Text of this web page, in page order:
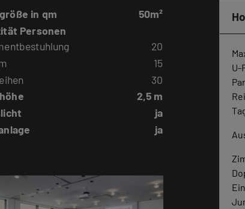
in qm
50m²
Personen
20
15
30
2,5 m
ja
ja
U-